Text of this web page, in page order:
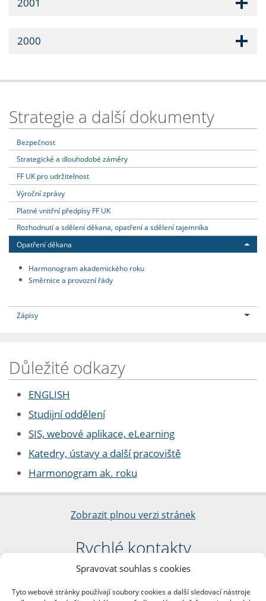
Spravovat souhlas s cookies
Tyto webové stránky používají soubory cookies a další sledovací nástroje
2001
2000
Strategie a další dokumenty
Bezpečnost
Strategické a dlouhodobé záměry
FF UK pro udržitelnost
Výroční zprávy
Platné vnitřní předpisy FF UK
Rozhodnutí a sdělení děkana, opatření a sdělení tajemníka
Opatření děkana
Harmonogram akademického roku
Směrnice a provozní řády
Zápisy
Důležité odkazy
ENGLISH
Studijní oddělení
SIS, webové aplikace, eLearning
Katedry, ústavy a další pracoviště
Harmonogram ak. roku
Zobrazit plnou verzi stránek
Rychlé kontakty
Filozofická fakulta
nám. Jana Palacha 1/2